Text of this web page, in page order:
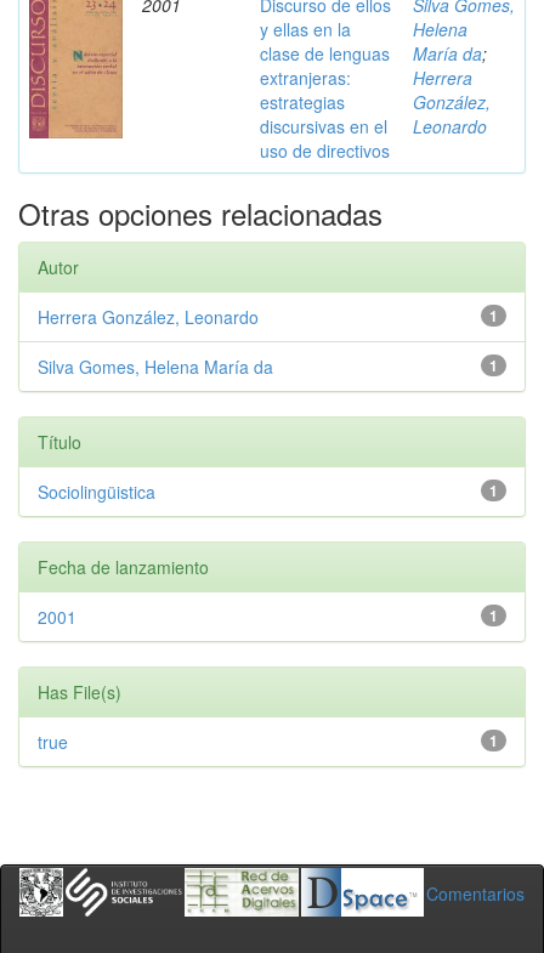
2001
Discurso de ellos
y ellas en la
clase de lenguas
extranjeras:
estrategias
discursivas en el
uso de directivos
Silva Gomes,
Helena
María da;
Herrera
González,
Leonardo
Otras opciones relacionadas
Autor
1
Herrera González, Leonardo
1
Silva Gomes, Helena María da
Título
1
Sociolingüistica
Fecha de lanzamiento
1
2001
Has File(s)
1
true
Comentarios